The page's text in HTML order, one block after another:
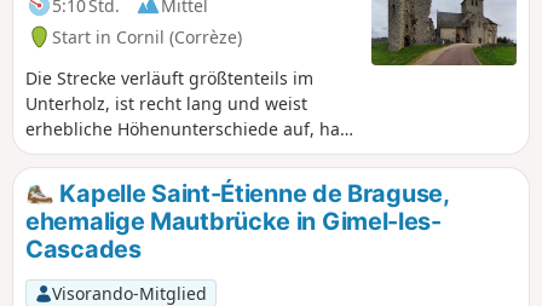
angenehm sein kann. Ein kleiner
Abstecher ermöglicht es Ihnen, die
Ruinen des Schlosses und die Kirche zu
bewundern, die das Dorf Cornil
überragen.
5:10 Std.
Mittel
Start in Cornil (Corrèze)
Die Strecke verläuft größtenteils im
Unterholz, ist recht lang und weist
erhebliche Höhenunterschiede auf, hat
aber den Vorteil, dass man nur sehr
wenige asphaltierte Straßen benutzt.
Man kann die Kirche von Cornil
besichtigen, am Fluss Corrèze
entlanggehen und das Klettergebiet
sowie das Dorf Poumeyrol sehen.
Kapelle Saint-Étienne de Braguse,
ehemalige Mautbrücke in Gimel-les-
Cascades
Visorando-Mitglied